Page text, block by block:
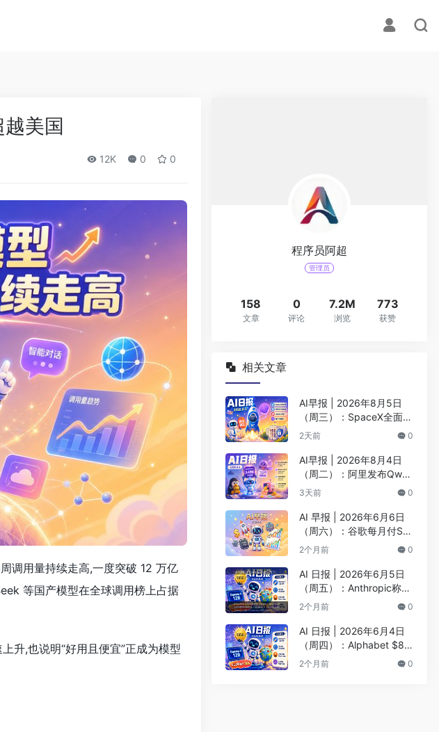
美国
12K 0 0
调用量持续走高,一度突破 12 万亿
等国产模型在全球调用榜上占据
升,也说明“好用且便宜”正成为模型
程序员阿超
管理员
158
文章
0
评论
7.2M
浏览
773
获赞
相关文章
AI早报 | 2026年8月5日
（周三）：SpaceX全面押
注英伟达布局太空AI、四
2天前 0
AI早报 | 2026年8月4日
（周二）：阿里发布Qwen
3.8-Max旗舰模型、MiniM
3天前 0
AI 早报 | 2026年6月6日
（周六）：谷歌每月付Sp
aceX 9.2亿美元算力、BY
2个月前 0
AI 日报 | 2026年6月5日
（周五）：Anthropic称Cl
aude编写超90%代码、阶
榜
2个月前 0
AI 日报 | 2026年6月4日
（周四）：Alphabet $85
0亿融资支持Google AI、
2个月前 0